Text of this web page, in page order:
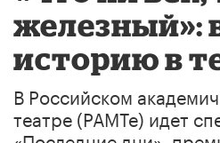
железный»:
историю в
В Российском
театре (РАМТе) идет